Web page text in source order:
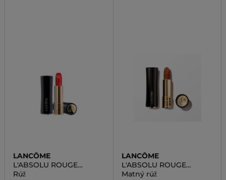
LANCÔME
L'ABSOLU ROUGE
CREAM
Rúž
LANCÔME
L'ABSOLU ROUGE
DRAMA MATTE
Matný rúž